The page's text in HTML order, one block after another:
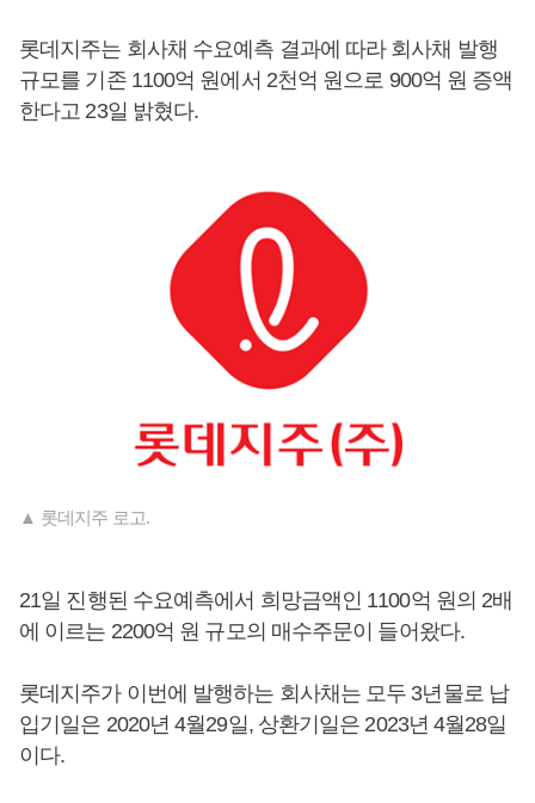
롯데지주는 회사채 수요예측 결과에 따라 회사채 발행
규모를 기존 1100억 원에서 2천억 원으로 900억 원 증액
한다고 23일 밝혔다.
▲ 롯데지주 로고.
21일 진행된 수요예측에서 희망금액인 1100억 원의 2배
에 이르는 2200억 원 규모의 매수주문이 들어왔다.
롯데지주가 이번에 발행하는 회사채는 모두 3년물로 납
입기일은 2020년 4월29일, 상환기일은 2023년 4월28일
이다.